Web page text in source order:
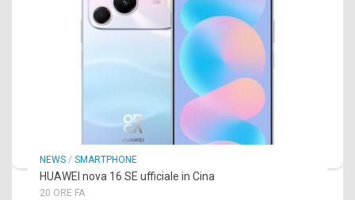
NEWS / SMARTPHONE
HUAWEI nova 16 SE ufficiale in Cina
20 ORE FA